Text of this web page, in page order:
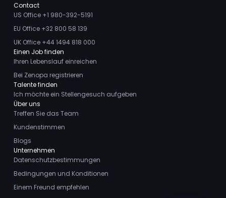
Contact
US Office +1 980-392-5191
EU Office +32 800 58 139
UK Office +44 1494 818 000
Einen Job finden
Ihren Lebenslauf einreichen
Bei Zenopa registrieren
Talente finden
Ich möchte ein Stellengesuch aufgeben
Über uns
Treffen Sie das Team
Kundenstimmen
Blogs
Unternehmen
Datenschutzbestimmungen
Bedingungen und Konditionen
Einem Freund empfehlen